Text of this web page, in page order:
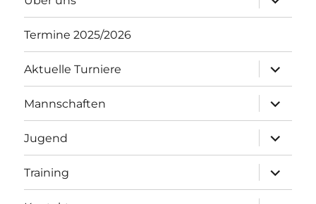
öffnen
Termine 2025/2026
Aktuelle Turniere
öffnen
Mannschaften
öffnen
Jugend
öffnen
Training
öffnen